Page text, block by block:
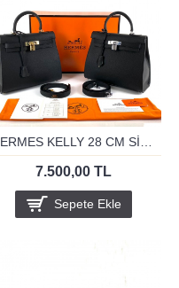
7.500,00 TL
Sepete Ekle